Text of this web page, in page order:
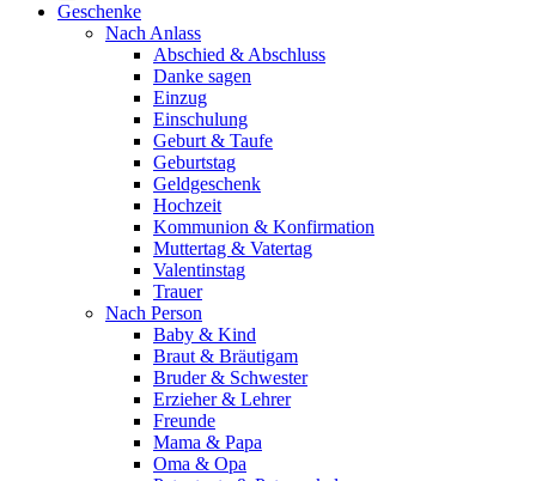
Geschenke
Nach Anlass
Abschied & Abschluss
Danke sagen
Einzug
Einschulung
Geburt & Taufe
Geburtstag
Geldgeschenk
Hochzeit
Kommunion & Konfirmation
Muttertag & Vatertag
Valentinstag
Trauer
Nach Person
Baby & Kind
Braut & Bräutigam
Bruder & Schwester
Erzieher & Lehrer
Freunde
Mama & Papa
Oma & Opa